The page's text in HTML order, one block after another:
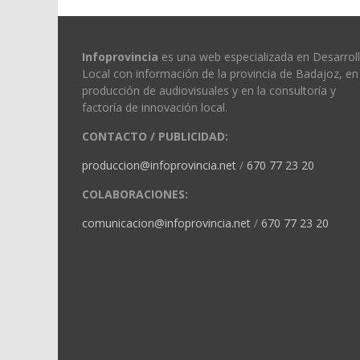
Infoprovincia es una web especializada en
Local con información de la provincia de Badajoz, en
producción de audiovisuales y en la consultoría y
factoría de innovación local.
CONTACTO / PUBLICIDAD:
produccion@infoprovincia.net / 670 77 23 20
COLABORACIONES:
comunicacion@infoprovincia.net / 670 77 23 20